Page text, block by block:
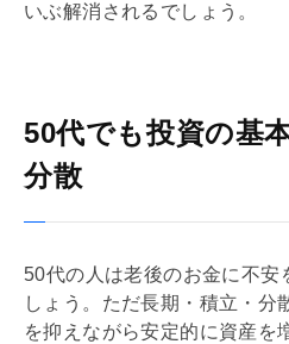
いぶ解消されるでしょう。
50代でも投資の基
分散
50代の人は老後のお金に不安
しょう。ただ長期・積立・分
を抑えながら安定的に資産を